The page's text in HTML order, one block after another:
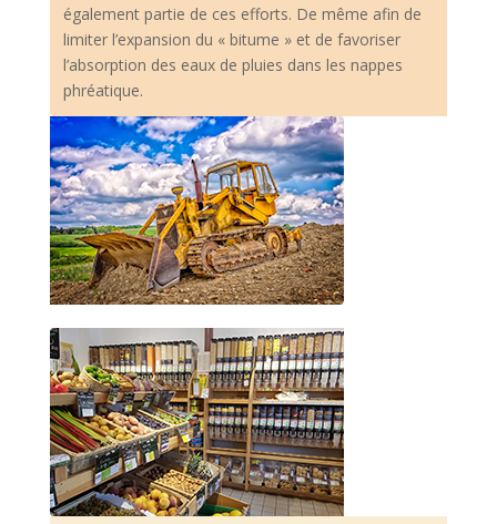
également partie de ces efforts. De même afin de
limiter l’expansion du « bitume » et de favoriser
l’absorption des eaux de pluies dans les nappes
phréatique.